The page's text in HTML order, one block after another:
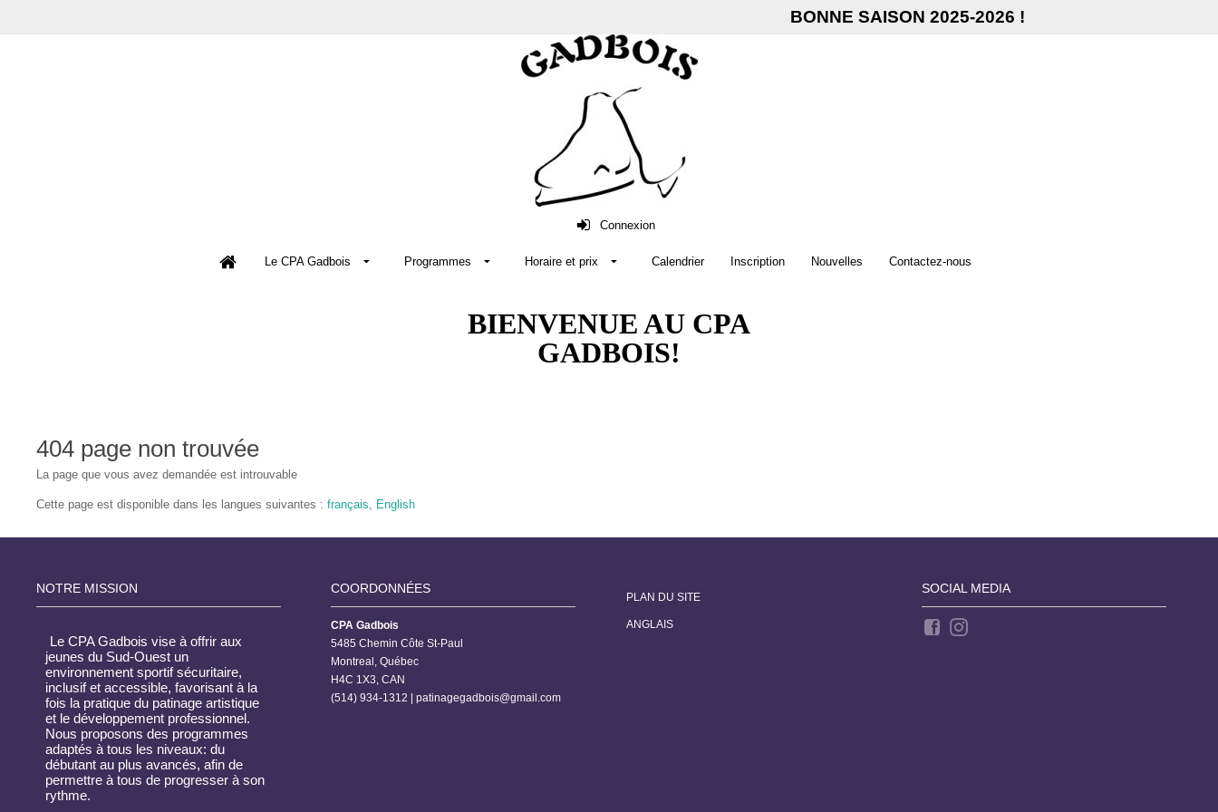
BONNE SAISON 2025-2026 !
Connexion
Le CPA Gadbois Programmes Horaire et prix Calendrier Inscription Nouvelles Contactez-nous
BIENVENUE AU CPA
GADBOIS!
404 page non trouvée
La page que vous avez demandée est introuvable
Cette page est disponible dans les langues suivantes : français English
NOTRE MISSION
Le CPA Gadbois vise à offrir aux
jeunes du Sud-Ouest un
environnement sportif sécuritaire,
inclusif et accessible, favorisant à la
fois la pratique du patinage artistique
et le développement professionnel.
Nous proposons des programmes
adaptés à tous les niveaux: du
débutant au plus avancés, afin de
permettre à tous de progresser à son
rythme.
COORDONNÉES
CPA Gadbois
5485 Chemin Côte St-Paul
Montreal, Québec
H4C 1X3, CAN
(514) 934-1312 |patinagegadbois@gmail.com
PLAN DU SITE
ANGLAIS
SOCIAL MEDIA